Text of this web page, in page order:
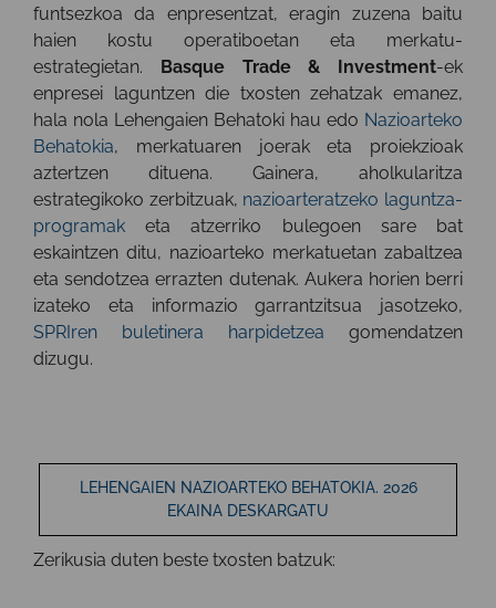
funtsezkoa da enpresentzat, eragin zuzena baitu
haien kostu operatiboetan eta merkatu-
estrategietan.
Basque Trade & Investment-ek
enpresei laguntzen die txosten zehatzak emanez,
hala nola Lehengaien Behatoki hau edo Nazioarteko
Behatokia, merkatuaren joerak eta proiekzioak
aztertzen dituena. Gainera, aholkularitza
estrategikoko zerbitzuak, nazioarteratzeko laguntza-
programak eta atzerriko bulegoen sare bat
eskaintzen ditu, nazioarteko merkatuetan zabaltzea
eta sendotzea errazten dutenak. Aukera horien berri
izateko eta informazio garrantzitsua jasotzeko,
SPRIren buletinera harpidetzea gomendatzen
dizugu.
LEHENGAIEN NAZIOARTEKO BEHATOKIA. 2026
EKAINA DESKARGATU
Zerikusia duten beste txosten batzuk: